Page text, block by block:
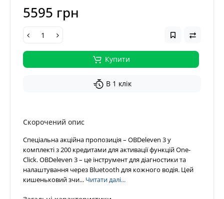
5595 грн
Купити
В 1 клік
Скорочений опис
Спеціальна акційна пропозиція – OBDeleven 3 у
комплекті з 200 кредитами для активації функцій One-
Click. OBDeleven 3 – це інструмент для діагностики та
налаштування через Bluetooth для кожного водія. Цей
кишеньковий зчи... Читати далі...